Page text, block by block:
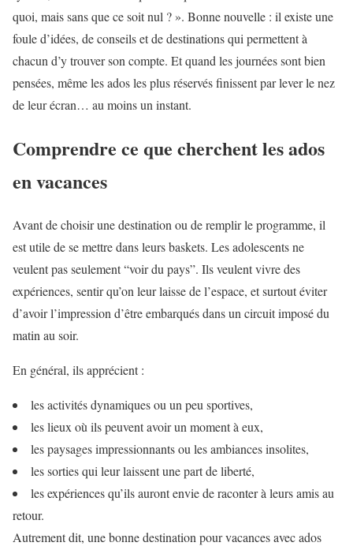
quoi, mais sans que ce soit nul ? ». Bonne nouvelle : il existe une
foule d’idées, de conseils et de destinations qui permettent à
chacun d’y trouver son compte. Et quand les journées sont bien
pensées, même les ados les plus réservés finissent par lever le nez
de leur écran… au moins un instant.
Comprendre ce que cherchent les ados
en vacances
Avant de choisir une destination ou de remplir le programme, il
est utile de se mettre dans leurs baskets. Les adolescents ne
veulent pas seulement “voir du pays”. Ils veulent vivre des
expériences, sentir qu’on leur laisse de l’espace, et surtout éviter
d’avoir l’impression d’être embarqués dans un circuit imposé du
matin au soir.
En général, ils apprécient :
les activités dynamiques ou un peu sportives,
les lieux où ils peuvent avoir un moment à eux,
les paysages impressionnants ou les ambiances insolites,
les sorties qui leur laissent une part de liberté,
les expériences qu’ils auront envie de raconter à leurs amis au
retour.
Autrement dit, une bonne destination pour vacances avec ados